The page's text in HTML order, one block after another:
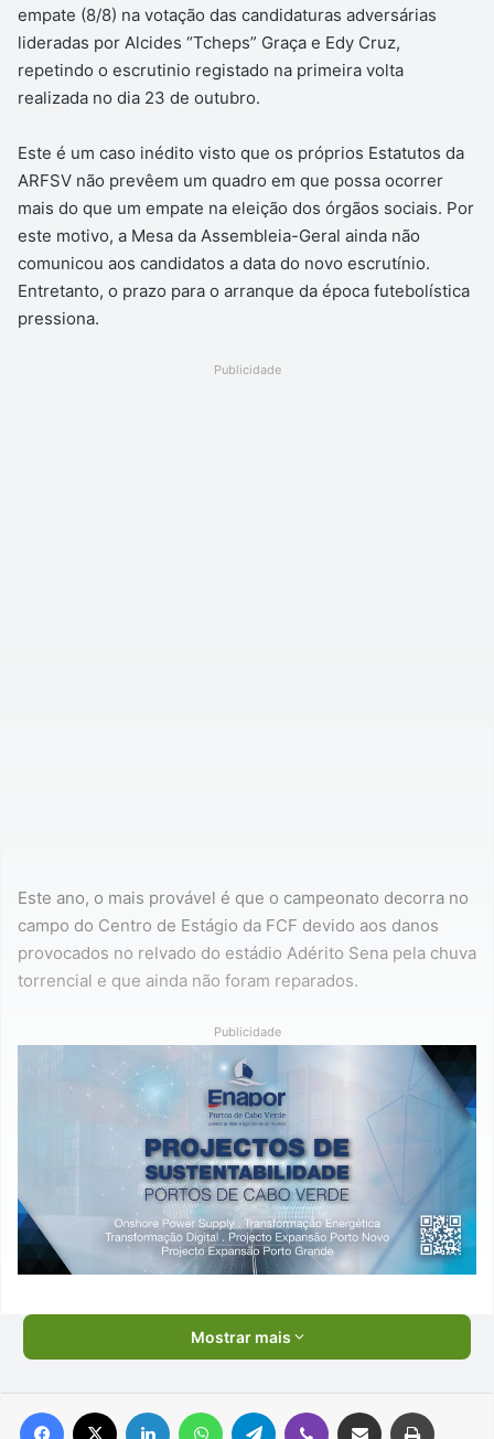
empate (8/8) na votação das candidaturas adversárias
lideradas por Alcides “Tcheps” Graça e Edy Cruz,
repetindo o escrutinio registado na primeira volta
realizada no dia 23 de outubro.
Este é um caso inédito visto que os próprios Estatutos da
ARFSV não prevêem um quadro em que possa ocorrer
mais do que um empate na eleição dos órgãos sociais. Por
este motivo, a Mesa da Assembleia-Geral ainda não
comunicou aos candidatos a data do novo escrutínio.
Entretanto, o prazo para o arranque da época futebolística
pressiona.
Publicidade
Este ano, o mais provável é que o campeonato decorra no
campo do Centro de Estágio da FCF devido aos danos
provocados no relvado do estádio Adérito Sena pela chuva
torrencial e que ainda não foram reparados.
Publicidade
Mostrar mais
Facebook Linkedin WhatsAppTelegram Viber Compartilhar via e-mail